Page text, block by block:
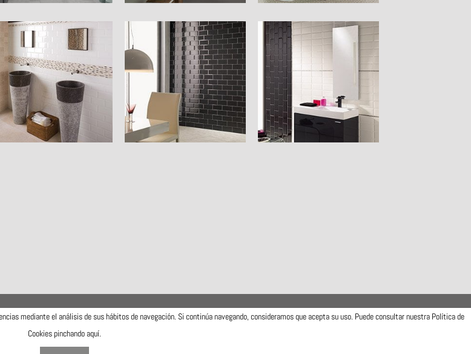
de cookies Política de privacidad
y desarrollada por Ocre Estudi Grafic S.L.
Camí de la Travessa, 17
mediante el análisis de sus hábitos de navegación. Si continúa navegando, consideramos que acepta su uso. Puede consultar nuestra Política de
Cookies pinchando aquí.